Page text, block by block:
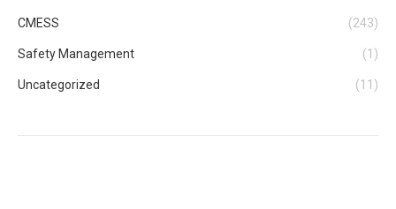
CMESS (243)
Safety Management (1)
Uncategorized (11)